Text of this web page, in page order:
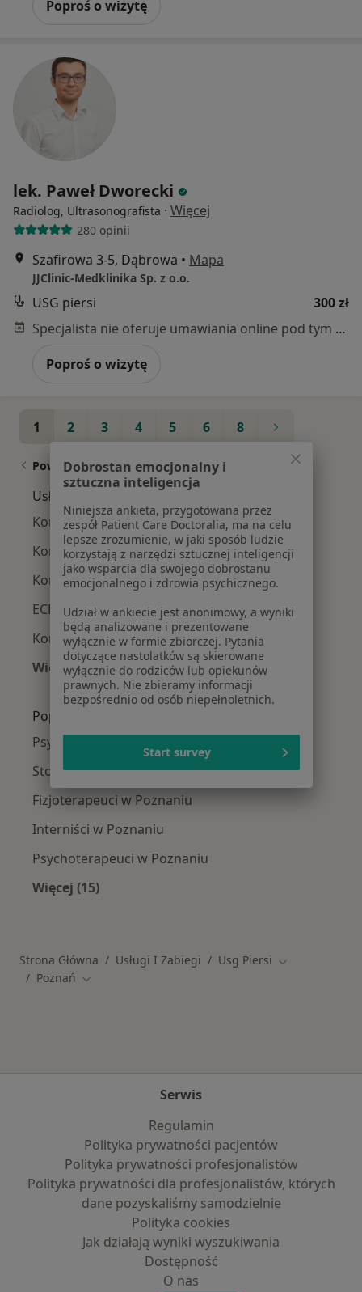
Poproś o wizytę
lek. Paweł Dworecki
Radiolog, Ultrasonografista · Więcej
280 opinii
Szafirowa 3-5, Dąbrowa • Mapa
JJClinic-Medklinika Sp. z o.o.
USG piersi
300 zł
Specjalista nie oferuje umawiania online pod tym adresem.
Poproś o wizytę
1 2 3 4 5 6 8
Powiązane wyszukiwania
Usługi w Poznaniu
Konsultacja internistyczna w Poznaniu
Konsultacja kardiologiczna w Poznaniu
Konsultacja endokrynologiczna w Poznaniu
ECHO serca w Poznaniu
Konsultacja chirurgiczna w Poznaniu
Więcej (15)
Więcej w kategorii: Usługi w Poznaniu
Popularne specjalizacje
Psycholodzy w Poznaniu
Stomatolodzy w Poznaniu
Fizjoterapeuci w Poznaniu
Interniści w Poznaniu
Psychoterapeuci w Poznaniu
Więcej (15)
Strona Główna Usługi I Zabiegi Usg Piersi Zmień miasto
Poznań Zmień miasto
Serwis
Regulamin
Polityka prywatności pacjentów
Polityka prywatności profesjonalistów
Polityka prywatności dla profesjonalistów, których
dane pozyskaliśmy samodzielnie
Polityka cookies
Jak działają wyniki wyszukiwania
Dostępność
O nas
Dobrostan emocjonalny i
sztuczna inteligencja
Niniejsza ankieta, przygotowana przez
zespół Patient Care Doctoralia, ma na celu
lepsze zrozumienie, w jaki sposób ludzie
korzystają z narzędzi sztucznej inteligencji
jako wsparcia dla swojego dobrostanu
emocjonalnego i zdrowia psychicznego.
Udział w ankiecie jest anonimowy, a wyniki
będą analizowane i prezentowane
wyłącznie w formie zbiorczej. Pytania
dotyczące nastolatków są skierowane
wyłącznie do rodziców lub opiekunów
prawnych. Nie zbieramy informacji
bezpośrednio od osób niepełnoletnich.
Start survey